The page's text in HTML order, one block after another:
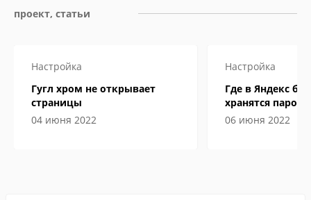
проект, статьи
Настройка
Гугл хром не открывает
страницы
04 июня 2022
Настройка
Где в Яндекс
хранятся пароли
06 июня 2022